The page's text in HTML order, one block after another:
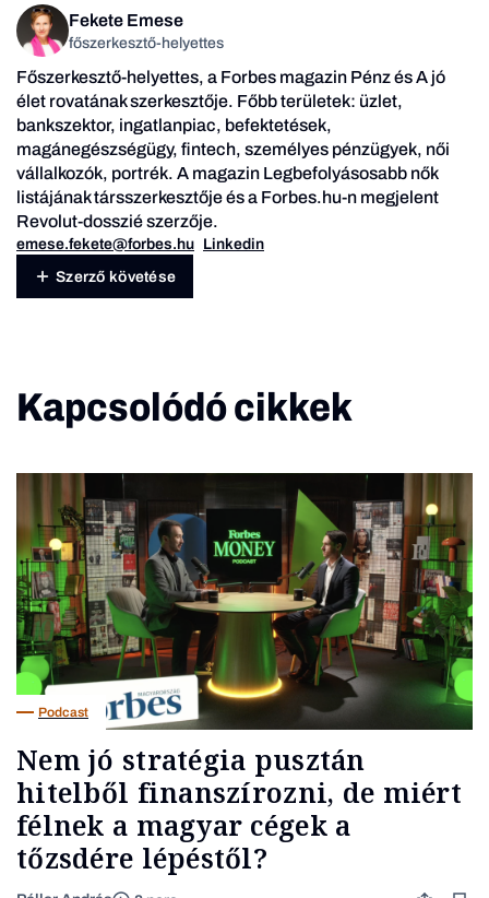
Fekete Emese
főszerkesztő-helyettes
Főszerkesztő-helyettes, a Forbes magazin Pénz és A jó
élet rovatának szerkesztője. Főbb területek: üzlet,
bankszektor, ingatlanpiac, befektetések,
magánegészségügy, fintech, személyes pénzügyek, női
vállalkozók, portrék. A magazin Legbefolyásosabb nők
listájának társszerkesztője és a Forbes.hu-n megjelent
Revolut-dosszié szerzője.
emese.fekete@forbes.hu Linkedin
Szerző követése
Kapcsolódó cikkek
Podcast
Nem jó stratégia pusztán
hitelből finanszírozni, de miért
félnek a magyar cégek a
tőzsdére lépéstől?